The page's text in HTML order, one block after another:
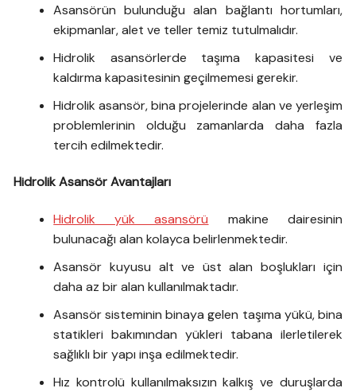
Asansörün bulunduğu alan bağlantı hortumları,
ekipmanlar, alet ve teller temiz tutulmalıdır.
Hidrolik asansörlerde taşıma kapasitesi ve
kaldırma kapasitesinin geçilmemesi gerekir.
Hidrolik asansör, bina projelerinde alan ve yerleşim
problemlerinin olduğu zamanlarda daha fazla
tercih edilmektedir.
Hidrolik Asansör Avantajları
Hidrolik yük asansörü makine dairesinin
bulunacağı alan kolayca belirlenmektedir.
Asansör kuyusu alt ve üst alan boşlukları için
daha az bir alan kullanılmaktadır.
Asansör sisteminin binaya gelen taşıma yükü, bina
statikleri bakımından yükleri tabana ilerletilerek
sağlıklı bir yapı inşa edilmektedir.
Hız kontrolü kullanılmaksızın kalkış ve duruşlarda